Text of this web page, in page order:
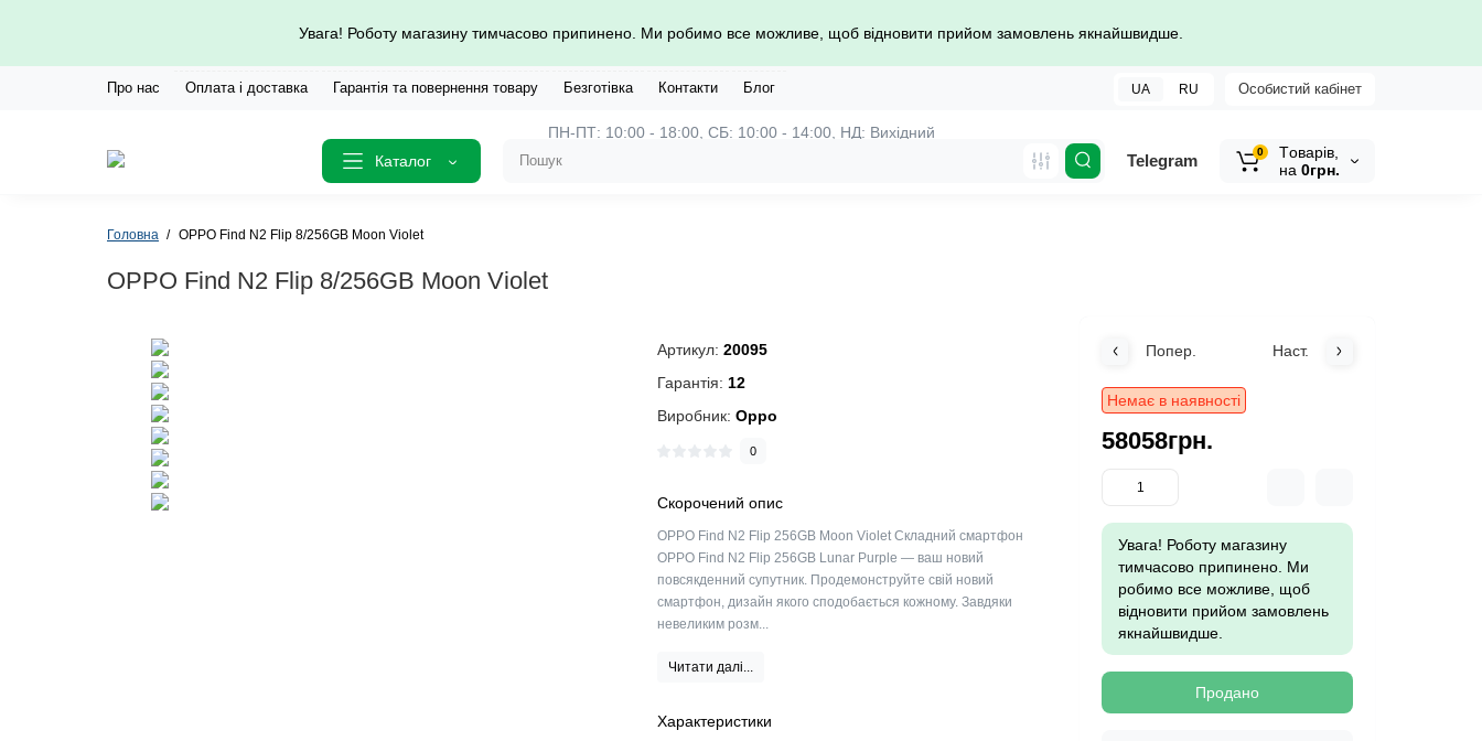
Увага! Роботу магазину тимчасово припинено. Ми робимо все можливе, щоб відновити прийом замовлень якнайшвидше.
Про нас Оплата і доставка Гарантія та повернення товару Безготівка Контакти Блог Особистий кабінет
UA RU
Каталог
ПН-ПТ: 10:00 - 18:00, СБ: 10:00 - 14:00, НД: Вихідний
Telegram 0
Tоварів,
на 0грн.
Головна OPPO Find N2 Flip 8/256GB Moon Violet
OPPO Find N2 Flip 8/256GB Moon Violet
Артикул: 20095
Гарантія: 12
Виробник:Oppo
0
Скорочений опис
OPPO Find N2 Flip 256GB Moon Violet Складний смартфон
OPPO Find N2 Flip 256GB Lunar Purple — ваш новий
повсякденний супутник. Продемонструйте свій новий
смартфон, дизайн якого сподобається кожному. Завдяки
невеликим розм...
Читати далі...
Характеристики
Попер. Наст.
Немає в наявності
58058грн.
Увага! Роботу магазину
тимчасово припинено. Ми
робимо все можливе, щоб
відновити прийом замовлень
якнайшвидше.
Продано